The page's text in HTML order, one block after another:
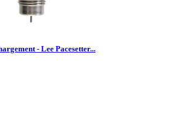
- Lee Pacesetter...